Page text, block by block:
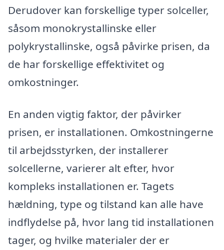
Derudover kan forskellige typer solceller,
såsom monokrystallinske eller
polykrystallinske, også påvirke prisen, da
de har forskellige effektivitet og
omkostninger.
En anden vigtig faktor, der påvirker
prisen, er installationen. Omkostningerne
til arbejdsstyrken, der installerer
solcellerne, varierer alt efter, hvor
kompleks installationen er. Tagets
hældning, type og tilstand kan alle have
indflydelse på, hvor lang tid installationen
tager, og hvilke materialer der er